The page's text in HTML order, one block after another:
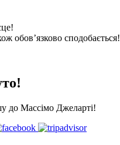
обов’язково сподобається!
до Массімо Джеларті!